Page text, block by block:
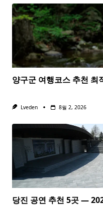
양구군 여행코스 추천
Lveden 8월 2, 2026
당진 공연 추천 5곳 —